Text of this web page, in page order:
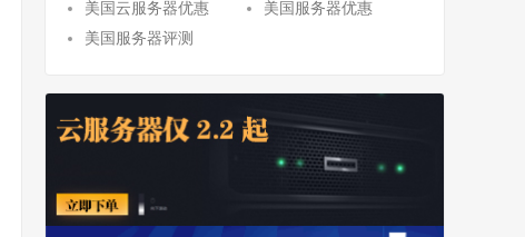
美国云服务器优惠
美国服务器优惠
美国服务器评测